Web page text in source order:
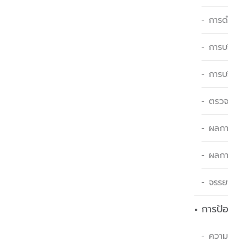
การ
การ
การ
ตรว
ผลก
ผลก
จรร
การป้
ควา